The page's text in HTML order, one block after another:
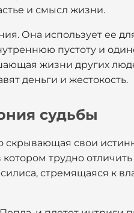
и смысл жизни.
Она использует ее
пустоту и
жизни других
деньги и жестокость.
судьбы
скрывающая свои
трудно
стремящаяся к